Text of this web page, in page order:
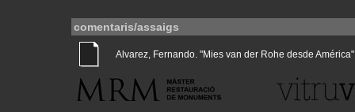
comentaris/assaigs
Alvarez, Fernando. "Mies van der Rohe desde